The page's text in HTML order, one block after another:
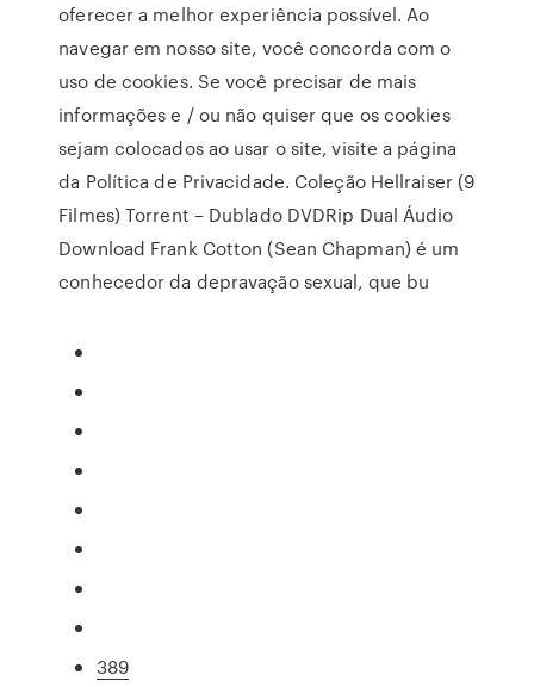
oferecer a melhor experiência possível. Ao
navegar em nosso site, você concorda com o
uso de cookies. Se você precisar de mais
informações e / ou não quiser que os cookies
sejam colocados ao usar o site, visite a página
da Política de Privacidade. Coleção Hellraiser (9
Filmes) Torrent – Dublado DVDRip Dual Áudio
Download Frank Cotton (Sean Chapman) é um
conhecedor da depravação sexual, que bu
389